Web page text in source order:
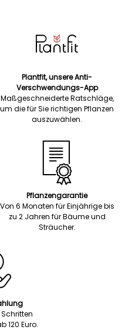
Plantfit, unsere Anti-
Verschwendungs-App
Maßgeschneiderte Ratschläge,
um die für Sie richtigen Pflanzen
auszuwählen.
Pflanzengarantie
Von 6 Monaten für Einjährige bis
zu 2 Jahren für Bäume und
Sträucher.
120 Euro.